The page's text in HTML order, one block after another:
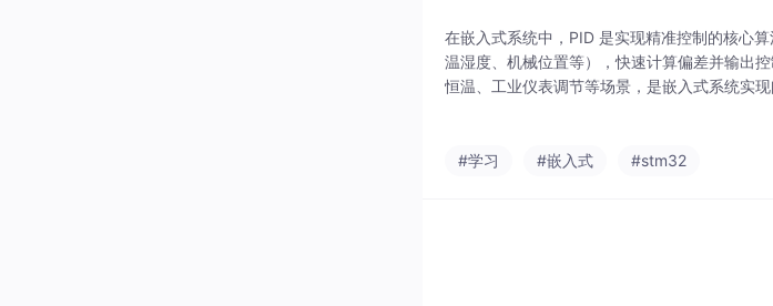
在嵌入式系统中，PID 是实现精准控制的核心
温湿度、机械位置等），快速计算偏差并输出
恒温、工业仪表调节等场景，是嵌入式系统实
#学习
#嵌入式 #stm32